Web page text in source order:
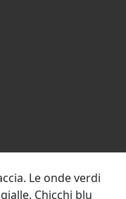
Le onde verdi
Chicchi blu